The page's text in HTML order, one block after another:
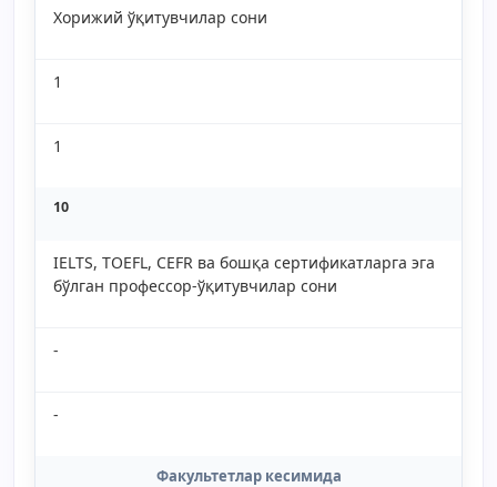
Хорижий ўқитувчилар сони
1
1
10
IELTS, TOEFL, CEFR ва бошқа сертификатларга эга
бўлган профессор-ўқитувчилар сони
-
-
Факультетлар кесимида